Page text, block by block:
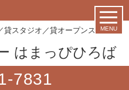
スタジオ／貸オープンスペース
はまっぴひろば
7831
MENU